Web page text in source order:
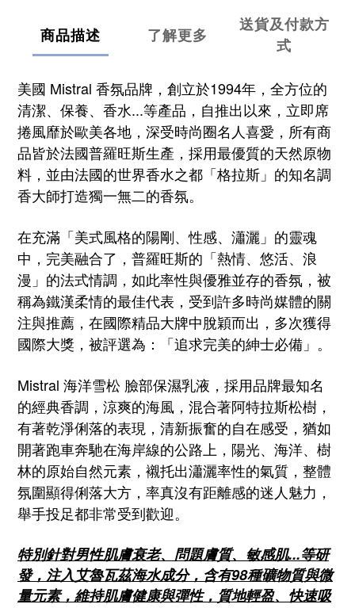
商品描述 了解更多
送貨及付款方
式
美國 Mistral 香氛品牌， 創立於1994年， 全方位的
清潔、保養、香水...等產品，自推出以來，立即席
捲風靡於歐美各地，深受時尚圈名人喜愛， 所有商
品皆於法國普羅旺斯生產，採用最優質的天然原物
料，並由法國的世界香水之都「格拉斯」的知名調
香大師打造獨一無二的香氛。
在充滿「美式風格的陽剛、性感、瀟灑」的靈魂
中，完美融合了，普羅旺斯的「熱情、 悠活、浪
漫」 的法式情調 ， 如此率性與優雅並存的香氛，被
稱為鐵漢柔情的最佳代表，受到許多時尚媒體的關
注與推薦， 在國際精品大牌中脫穎而出 ，多次獲得
國際大獎，被評選為：「追求完美的紳士必備」。
Mistral 海洋雪松 臉部保濕乳液，採用品牌最知名
的經典香調，涼爽的海風，混合著阿特拉斯松樹，
有著乾淨俐落的表現，清新振奮的自在感受，猶如
開著跑車奔馳在海岸線的公路上，陽光、海洋、樹
林的原始自然元素，襯托出瀟灑率性的氣質，整體
氛圍顯得俐落大方，率真沒有距離感的迷人魅力，
舉手投足都非常受到歡迎。
特別針對男性肌膚衰老、問題膚質、敏感肌...等研
發，注入艾魯瓦茲海水成分，含有98種礦物質與微
量元素，維持肌膚健康與彈性， 質地輕盈、快速吸